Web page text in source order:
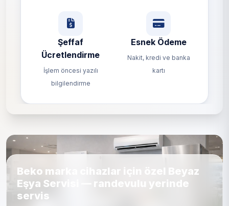
Şeffaf
Ücretlendirme
İşlem öncesi yazılı
bilgilendirme
Esnek Ödeme
Nakit, kredi ve banka
kartı
Beko marka cihazlar için özel Beyaz
Eşya Servisi — randevulu yerinde
servis